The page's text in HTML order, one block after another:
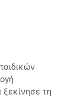
ξεκίνησε τη